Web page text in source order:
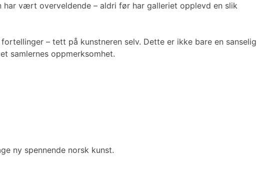
har vært overveldende – aldri før har galleriet opplevd en slik
– tett på kunstneren selv. Dette er ikke bare en sanselig
samlernes oppmerksomhet.
ny spennende norsk kunst.